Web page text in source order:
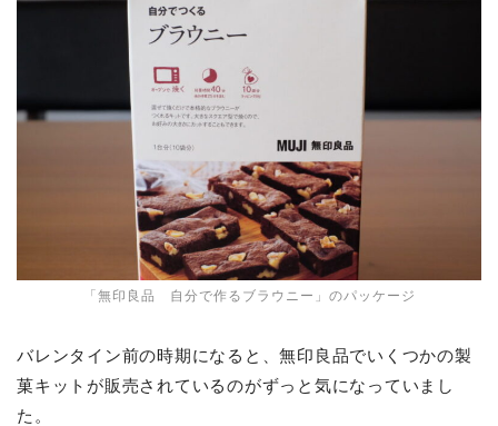
「無印良品 自分で作るブラウニー」のパッケージ
バレンタイン前の時期になると、無印良品でいくつかの製
菓キットが販売されているのがずっと気になっていまし
た。